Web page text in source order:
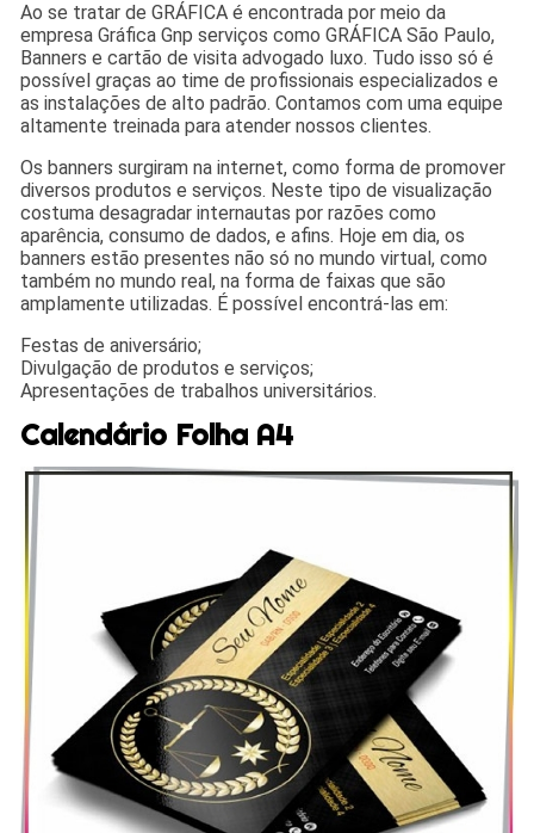
Ao se tratar de GRÁFICA é encontrada por meio da
empresa Gráfica Gnp serviços como GRÁFICA São Paulo,
Banners e cartão de visita advogado luxo. Tudo isso só é
possível graças ao time de profissionais especializados e
as instalações de alto padrão. Contamos com uma equipe
altamente treinada para atender nossos clientes.
Os banners surgiram na internet, como forma de promover
diversos produtos e serviços. Neste tipo de visualização
costuma desagradar internautas por razões como
aparência, consumo de dados, e afins. Hoje em dia, os
banners estão presentes não só no mundo virtual, como
também no mundo real, na forma de faixas que são
amplamente utilizadas. É possível encontrá-las em:
Festas de aniversário;
Divulgação de produtos e serviços;
Apresentações de trabalhos universitários.
Calendário Folha A4